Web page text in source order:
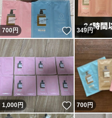
700円 いいね！
349円
1,000円 いいね！
700円